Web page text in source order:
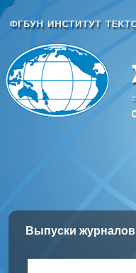
Выпуски журналов